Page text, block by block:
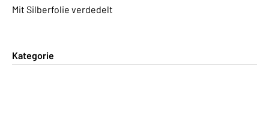
Mit Silberfolie verdedelt
Kategorie